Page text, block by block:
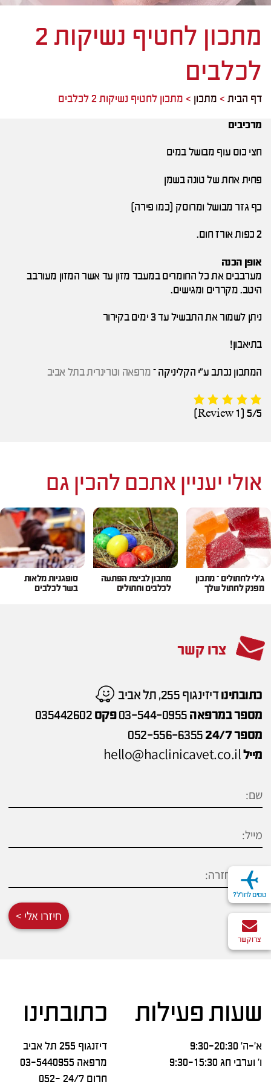
מתכון לחטיף נשיקות 2
לכלבים
דף הבית > מתכון > מתכון לחטיף נשיקות 2 לכלבים
מרכיבים
חצי כוס עוף מבושל במים
פחית אחת של טונה בשמן
כף גזר מבושל ומרוסק (כמו פירה)
2 כפות אורז חום.
אופן הכנה
מערבבים את כל החומרים במעבד מזון עד אשר המזון מעורבב
היטב. מקררים ומגישים.
ניתן לשמור את התבשיל עד 3 ימים בקירור
בתיאבון!
המתכון נכתב ע"י הקליניקה – מרפאה וטרינרית בתל אביב
5/5
אולי יעניין אתכם להכין גם
ג'לי לחתולים – מתכון
מפנק לחתול שלך
מתכון לביצת הפתעה
לכלבים וחתולים
סופגניות מלאות
בשר לכלבים
צרו קשר
כתובתינודיזינגוף 255, תל אביב
מספר במרפאה 03-544-0955פקס 035442602
מספר 24/7
052-556-6355
מיילhello@haclinicavet.co.il
חיזרו אלי >
טסים לחו"ל?
צרו קשר
שעות פעילות
א’-ה’ 9:30-20:30
ו’ וערבי חג 9:30-15:30
כתובתינו
דיזנגוף 255 תל אביב
מרפאה 03-5440955
חרום 24/7
052-